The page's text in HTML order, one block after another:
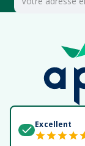
Excellent